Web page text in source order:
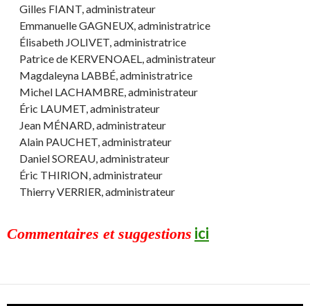
Gilles FIANT, administrateur
Emmanuelle GAGNEUX, administratrice
Élisabeth JOLIVET, administratrice
Patrice de KERVENOAEL, administrateur
Magdaleyna LABBÉ, administratrice
Michel LACHAMBRE, administrateur
Éric LAUMET, administrateur
Jean MÉNARD, administrateur
Alain PAUCHET, administrateur
Daniel SOREAU, administrateur
Éric THIRION, administrateur
Thierry VERRIER, administrateur
Commentaires et suggestions ici